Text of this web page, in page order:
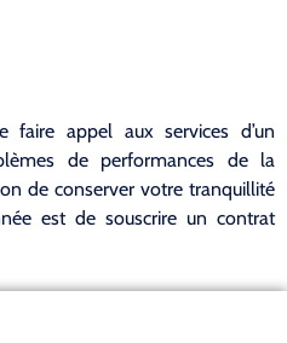
faire appel aux services d’un
de performances de la
de conserver votre tranquillité
est de souscrire un contrat